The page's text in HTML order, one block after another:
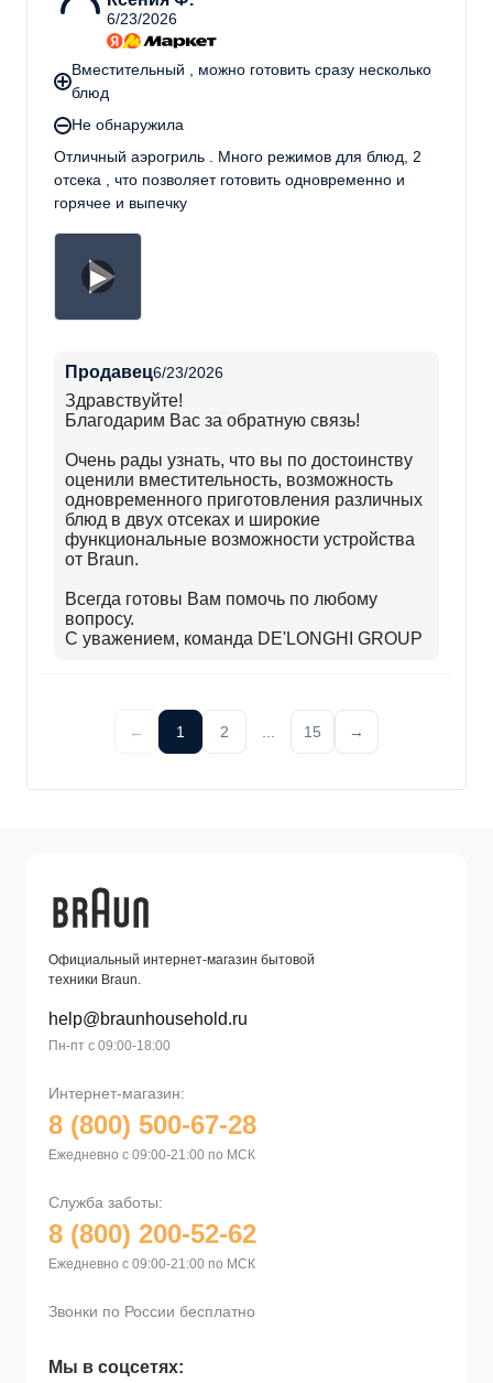
6/23/2026
Вместительный , можно готовить сразу несколько
блюд
Не обнаружила
Отличный аэрогриль . Много режимов для блюд, 2
отсека , что позволяет готовить одновременно и
горячее и выпечку
▶
Продавец6/23/2026
Здравствуйте!
Благодарим Вас за обратную связь!
Очень рады узнать, что вы по достоинству
оценили вместительность, возможность
одновременного приготовления различных
блюд в двух отсеках и широкие
функциональные возможности устройства
от Braun.
Всегда готовы Вам помочь по любому
вопросу.
С уважением, команда DE'LONGHI GROUP
← 1 2 15 →
Официальный интернет-магазин бытовой
техники Braun.
help@braunhousehold.ru
Пн-пт с 09:00-18:00
Мы в соцсетях:
Интернет-магазин:
8 (800) 500-67-28
Ежедневно с 09:00-21:00 по МСК
Служба заботы:
8 (800) 200-52-62
Ежедневно с 09:00-21:00 по МСК
Звонки по России бесплатно